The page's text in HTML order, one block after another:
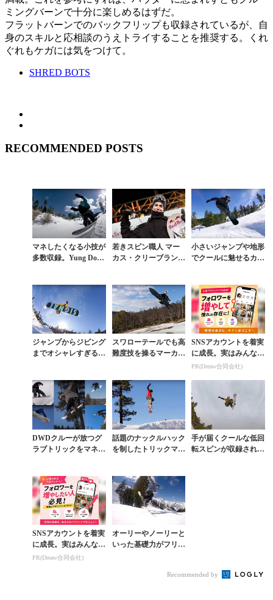
ミングバーンで十分に楽しめるはずだ。
フラットバーンでのバックフリップも収録されているが、自
身のスキルと応相談のうえトライすることを推奨する。くれ
ぐれもケガには気をつけて。
SHRED BOTS
RECOMMENDED POSTS
マネしたくなる小技が
多数収録。Yung Doli
を高...
若きスピン職人 マー
カス・クリーブランド
小さいジャンプや地形
でクールに魅せるカリ
ジャンプからジビング
までオシャレすぎるア
スワローテールでも高
難度技を操るマーカ
SNSアカウントを着実
に成長。実はみんなコ
コ使ってます。
PR(Dreaw合同会社)
DWDクルーが放つグ
ラブトリックをマネし
話題のナックルハック
を制したトリックマス
手が届くクールな低回
転スピンが収録された
SNSアカウントを着実
に成長。実はみんなコ
コ使ってます。
PR(Dreaw合同会社)
オーリーやノーリーと
いった基礎力がフリー
Recommended by